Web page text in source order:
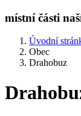
místní části
Úvodní
Obec
Drahobuz